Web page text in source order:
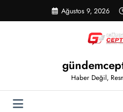
Ağustos 9, 2026
Haber Değil,